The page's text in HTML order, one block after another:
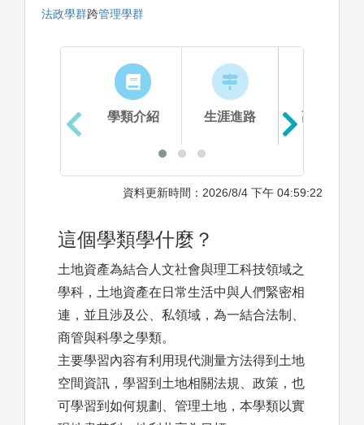
法政學群跨管理學群
學類介紹 生涯進路 高中準備
資料更新時間：2026/8/4 下午 04:59:22
這個學類學什麼？
土地資產為結合人文社會與理工科技領域之
學科，土地資產在日常生活中與人們緊密相
連，並且涉及公、私領域，為一結合法制、
商管與科學之學類。
主要學習內容有利用現代測量方法得到土地
空間資訊，學習到土地相關法規、政策，也
可學習到如何規劃、管理土地，本學類以實